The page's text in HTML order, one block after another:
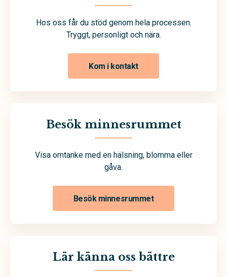
Hos oss får du stöd genom hela processen.
Tryggt, personligt och nära.
Kom i kontakt
Besök minnesrummet
Visa omtanke med en hälsning, blomma eller
gåva.
Besök minnesrummet
Lär känna oss bättre